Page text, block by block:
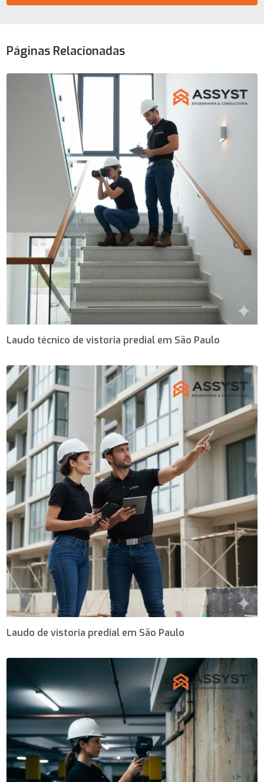
Páginas Relacionadas
Laudo técnico de vistoria predial em São Paulo
Laudo de vistoria predial em São Paulo